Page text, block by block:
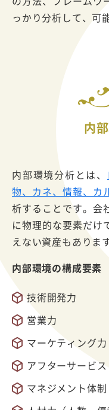
っかり分析して、可
内
内部環境分析とは、
物、カネ、情報、カ
析することです。会
に物理的な要素だけ
えない資産もあります
内部環境の構成要素
技術開発力
営業力
マーケティング力
アフターサービス
マネジメント体制